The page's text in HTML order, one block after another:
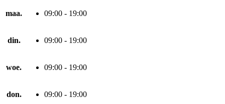
maa. 09:00 - 19:00
din. 09:00 - 19:00
woe. 09:00 - 19:00
don. 09:00 - 19:00